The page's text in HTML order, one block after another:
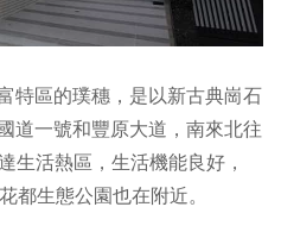
特區的璞穗，是以新古典崗石
道一號和豐原大道，南來北往
生活熱區，生活機能良好，
都生態公園也在附近。